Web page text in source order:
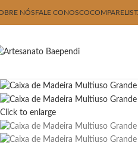
NÓSFALE CONOSCOCOMPARE
Click to enlarge